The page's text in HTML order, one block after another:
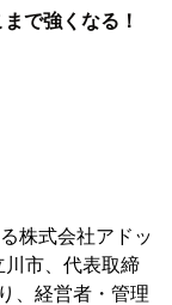
で強くなる！
株式会社アドッ
川市、代表取締
、経営者・管理